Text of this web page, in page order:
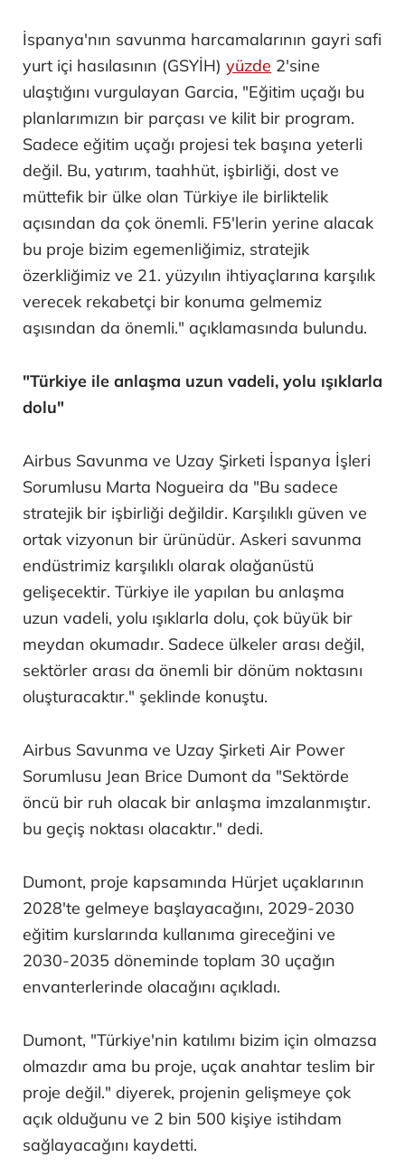
İspanya'nın savunma harcamalarının gayri safi
yurt içi hasılasının (GSYİH) yüzde 2'sine
ulaştığını vurgulayan Garcia, "Eğitim uçağı bu
planlarımızın bir parçası ve kilit bir program.
Sadece eğitim uçağı projesi tek başına yeterli
değil. Bu, yatırım, taahhüt, işbirliği, dost ve
müttefik bir ülke olan Türkiye ile birliktelik
açısından da çok önemli. F5'lerin yerine alacak
bu proje bizim egemenliğimiz, stratejik
özerkliğimiz ve 21. yüzyılın ihtiyaçlarına karşılık
verecek rekabetçi bir konuma gelmemiz
aşısından da önemli." açıklamasında bulundu.
"Türkiye ile anlaşma uzun vadeli, yolu ışıklarla
dolu"
Airbus Savunma ve Uzay Şirketi İspanya İşleri
Sorumlusu Marta Nogueira da "Bu sadece
stratejik bir işbirliği değildir. Karşılıklı güven ve
ortak vizyonun bir ürünüdür. Askeri savunma
endüstrimiz karşılıklı olarak olağanüstü
gelişecektir. Türkiye ile yapılan bu anlaşma
uzun vadeli, yolu ışıklarla dolu, çok büyük bir
meydan okumadır. Sadece ülkeler arası değil,
sektörler arası da önemli bir dönüm noktasını
oluşturacaktır." şeklinde konuştu.
Airbus Savunma ve Uzay Şirketi Air Power
Sorumlusu Jean Brice Dumont da "Sektörde
öncü bir ruh olacak bir anlaşma imzalanmıştır.
bu geçiş noktası olacaktır." dedi.
Dumont, proje kapsamında Hürjet uçaklarının
2028'te gelmeye başlayacağını, 2029-2030
eğitim kurslarında kullanıma gireceğini ve
2030-2035 döneminde toplam 30 uçağın
envanterlerinde olacağını açıkladı.
Dumont, "Türkiye'nin katılımı bizim için olmazsa
olmazdır ama bu proje, uçak anahtar teslim bir
proje değil." diyerek, projenin gelişmeye çok
açık olduğunu ve 2 bin 500 kişiye istihdam
sağlayacağını kaydetti.